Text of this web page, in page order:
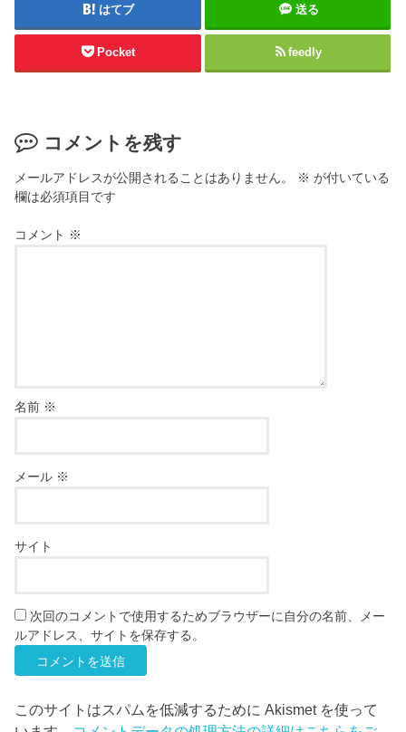
はてブ 送る
Pocket feedly
コメントを残す
メールアドレスが公開されることはありません。 ※ が付いている
欄は必須項目です
コメント ※
名前 ※
メール ※
サイト
次回のコメントで使用するためブラウザーに自分の名前、メー
ルアドレス、サイトを保存する。
このサイトはスパムを低減するために Akismet を使って